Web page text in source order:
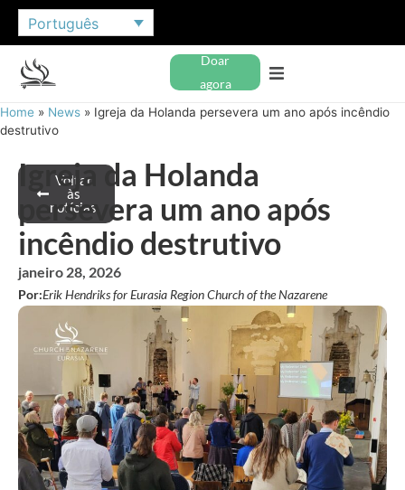
Português
Doar
agora
Home » News » Igreja da Holanda persevera um ano após incêndio
destrutivo
Voltar
às
notícias
Igreja da Holanda
persevera um ano após
incêndio destrutivo
janeiro 28, 2026
Por:Erik Hendriks for Eurasia Region Church of the Nazarene